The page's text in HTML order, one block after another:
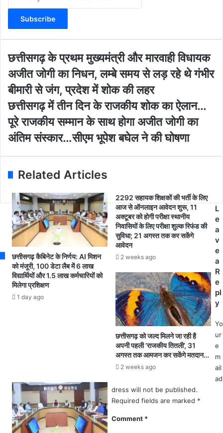
t
o
u
r
E
m
a
i
a
d
r
e
छ
स
ग
के
प्र
थ
म
मं
त्री
औ
र
वा
ही
वि
धा
क
ल
म्बे
स
छत्तीसगढ़ के प्रथम मुख्यमंत्री और मारवाही विधायक
अजीत जोगी का निधन, लम्बे समय से लड़ रहे थे गंभीर
बीमारी से जंग, प्रदेश में शोक की लहर
छ
स
ग
में
रा
ज
की
शो
क
का
स
म्मा
के
छत्तीसगढ़ में तीन दिन के राजकीय शोक का ऐलान…
पूरे राजकीय सम्मान के साथ होगा अजीत जोगी का
अंतिम संस्कार…सीएम भूपेश बघेल ने की घोषणा
Related Articles
छत्तीसगढ़ कैबिनेट के निर्णय: AI मिशन
को मंजूरी, 100 डेटा लैब में 6 लाख
विद्यार्थियों और 1.5 लाख कर्मचारियों को
मिलेगा प्रशिक्षण
1 day ago
2292 सहायक शिक्षकों की भर्ती के लिए
आज से ऑनलाइन आवेदन शुरू, 11
अक्टूबर को होगी परीक्षा स्थानीय
निवासियों के लिए परीक्षा शुल्क रिफंड की
सुविधा; 21 अगस्त तक कर सकेंगे
आवेदन
2 weeks ago
छत्तीसगढ़ को जल्द मिलने जा रही है
अपनी पहली ‘राजकीय तितली’, 31
अगस्त तक आमजन कर सकेंगे मतदान…
2 weeks ago
L
e
a
v
e
a
R
e
pl
y
Yo
ur
e
m
ail
ad
dress will not be published.
Required fields are marked *
Comment *